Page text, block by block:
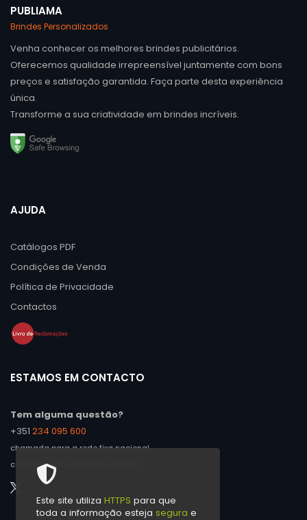
Este site utiliza HTTPS para que
toda a informação esteja segura e
PUBLIAMA
Brindes Personalizados
Venha conhecer os melhores brindes publicitários.
Oferecemos qualidade irrepreensível juntamente com bons
preços e satisfação garantida. Faça parte desta experiência
única.
Transforme a sua criatividade em brindes incríveis.
AJUDA
Catálogos PDF
Condições de Venda
Política de Privacidade
Contactos
ESTAMOS EM CONTACTO
Tem alguma questão?
+351 234 095 600
chamada para a rede fixa nacional
contacte-nos das 9h30 às 18h30